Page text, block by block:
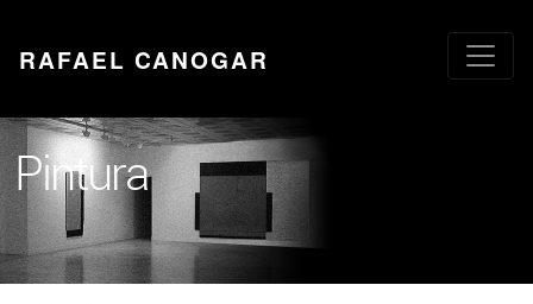
RAFAEL CANOGAR
Pintura